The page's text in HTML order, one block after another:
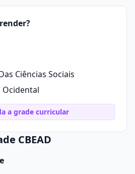
Ciências Sociais
a grade curricular
CBEAD